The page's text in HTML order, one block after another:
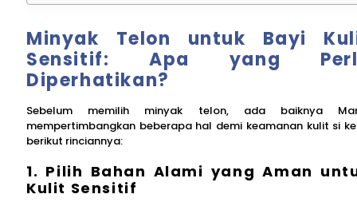
Minyak Telon untuk Bayi
Sensitif: Apa yang
Diperhatikan?
Sebelum memilih minyak telon, ada baiknya
mempertimbangkan beberapa hal demi keamanan kulit si
berikut rinciannya:
1. Pilih Bahan Alami yang Aman
Kulit Sensitif